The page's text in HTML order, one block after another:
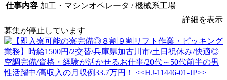
仕事内容 加工・マシンオペレータ / 機械系工場
詳細を表示
募集が停止しています